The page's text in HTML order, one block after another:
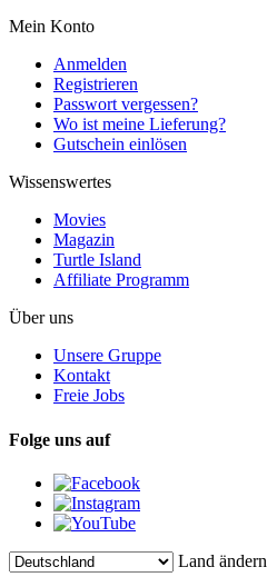
Mein Konto
Anmelden
Registrieren
Passwort vergessen?
Wo ist meine Lieferung?
Gutschein einlösen
Wissenswertes
Movies
Magazin
Turtle Island
Affiliate Programm
Über uns
Unsere Gruppe
Kontakt
Freie Jobs
Folge uns auf
Land ändern